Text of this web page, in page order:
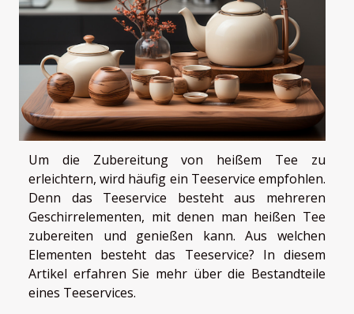
Um die Zubereitung von heißem Tee zu
erleichtern, wird häufig ein Teeservice empfohlen.
Denn das Teeservice besteht aus mehreren
Geschirrelementen, mit denen man heißen Tee
zubereiten und genießen kann. Aus welchen
Elementen besteht das Teeservice? In diesem
Artikel erfahren Sie mehr über die Bestandteile
eines Teeservices.